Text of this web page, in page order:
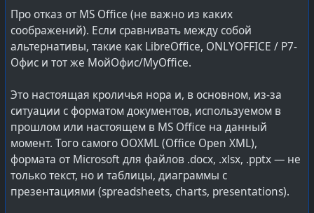
AstraSerif-Regular.ttf: "PT Astra Serif" "Regular"
Можно и в конкретных начертаниях:
$: fc-match "Times New Roman:bold"
Метрическая точность шрифта PT Astra Serif
соответствует официальному ГОСТу, а в дальнейшем
появились уже PT Astra Sans и PT Astra Fact.
Корпоративный мир и организации уже несколько
лет используют данные шрифты в документах .docx и
Про отказ от MS Office (не важно из каких
соображений). Если сравнивать между собой
альтернативы, такие как LibreOffice, ONLYOFFICE / Р7-
Офис и тот же МойОфис/MyOffice.
Это настоящая кроличья нора и, в основном, из-за
ситуации с форматом документов, используемом в
прошлом или настоящем в MS Office на данный
момент. Того самого OOXML (Office Open XML),
формата от Microsoft для файлов .docx, .xlsx, .pptx — не
только текст, но и таблицы, диаграммы с
презентациями (spreadsheets, charts, presentations).